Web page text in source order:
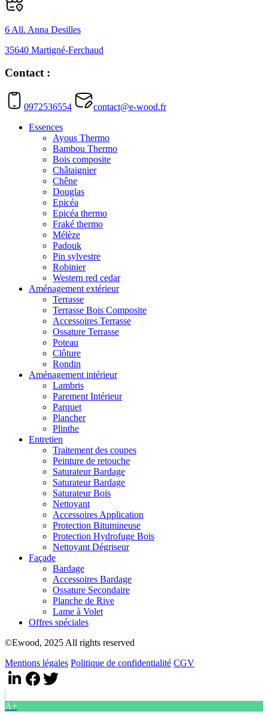
6 All. Anna Desilles
35640 Martigné-Ferchaud
Contact :
0972536554
contact@e-wood.fr
Essences
Ayous Thermo
Bambou Thermo
Bois composite
Châtaignier
Chêne
Douglas
Epicéa
Epicéa thermo
Fraké thermo
Mélèze
Padouk
Pin sylvestre
Robinier
Western red cedar
Aménagement extérieur
Terrasse
Terrasse Bois Composite
Accessoires Terrasse
Ossature Terrasse
Poteau
Clôture
Rondin
Aménagement intérieur
Lambris
Parement Intérieur
Parquet
Plancher
Plinthe
Entretien
Traitement des coupes
Peinture de retouche
Saturateur Bardage
Saturateur Bardage
Saturateur Bois
Nettoyant
Accessoires Application
Protection Bitumineuse
Protection Hydrofuge Bois
Nettoyant Dégriseur
Façade
Bardage
Accessoires Bardage
Ossature Secondaire
Planche de Rive
Lame à Volet
Offres spéciales
©Ewood, 2025 All rights reserved
Mentions légales Politique de confidentialité CGV
A+